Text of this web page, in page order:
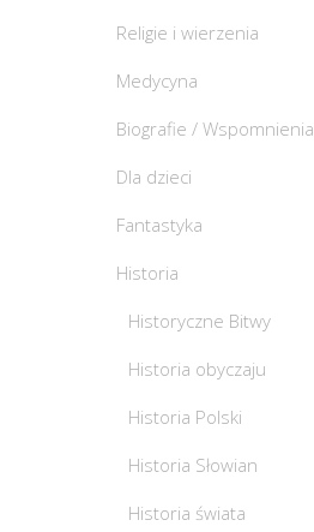
Religie i wierzenia
Medycyna
Biografie / Wspomnienia
Dla dzieci
Fantastyka
Historia
Historyczne Bitwy
Historia obyczaju
Historia Polski
Historia Słowian
Historia świata